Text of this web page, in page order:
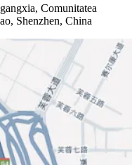
Comunitatea
Shenzhen, China